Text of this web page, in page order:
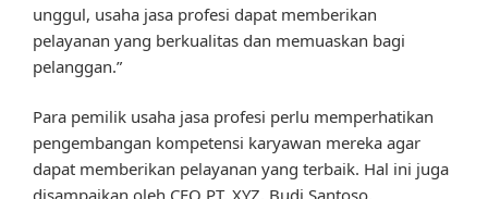
unggul, usaha jasa profesi dapat memberikan
pelayanan yang berkualitas dan memuaskan bagi
pelanggan.”
Para pemilik usaha jasa profesi perlu memperhatikan
pengembangan kompetensi karyawan mereka agar
dapat memberikan pelayanan yang terbaik. Hal ini juga